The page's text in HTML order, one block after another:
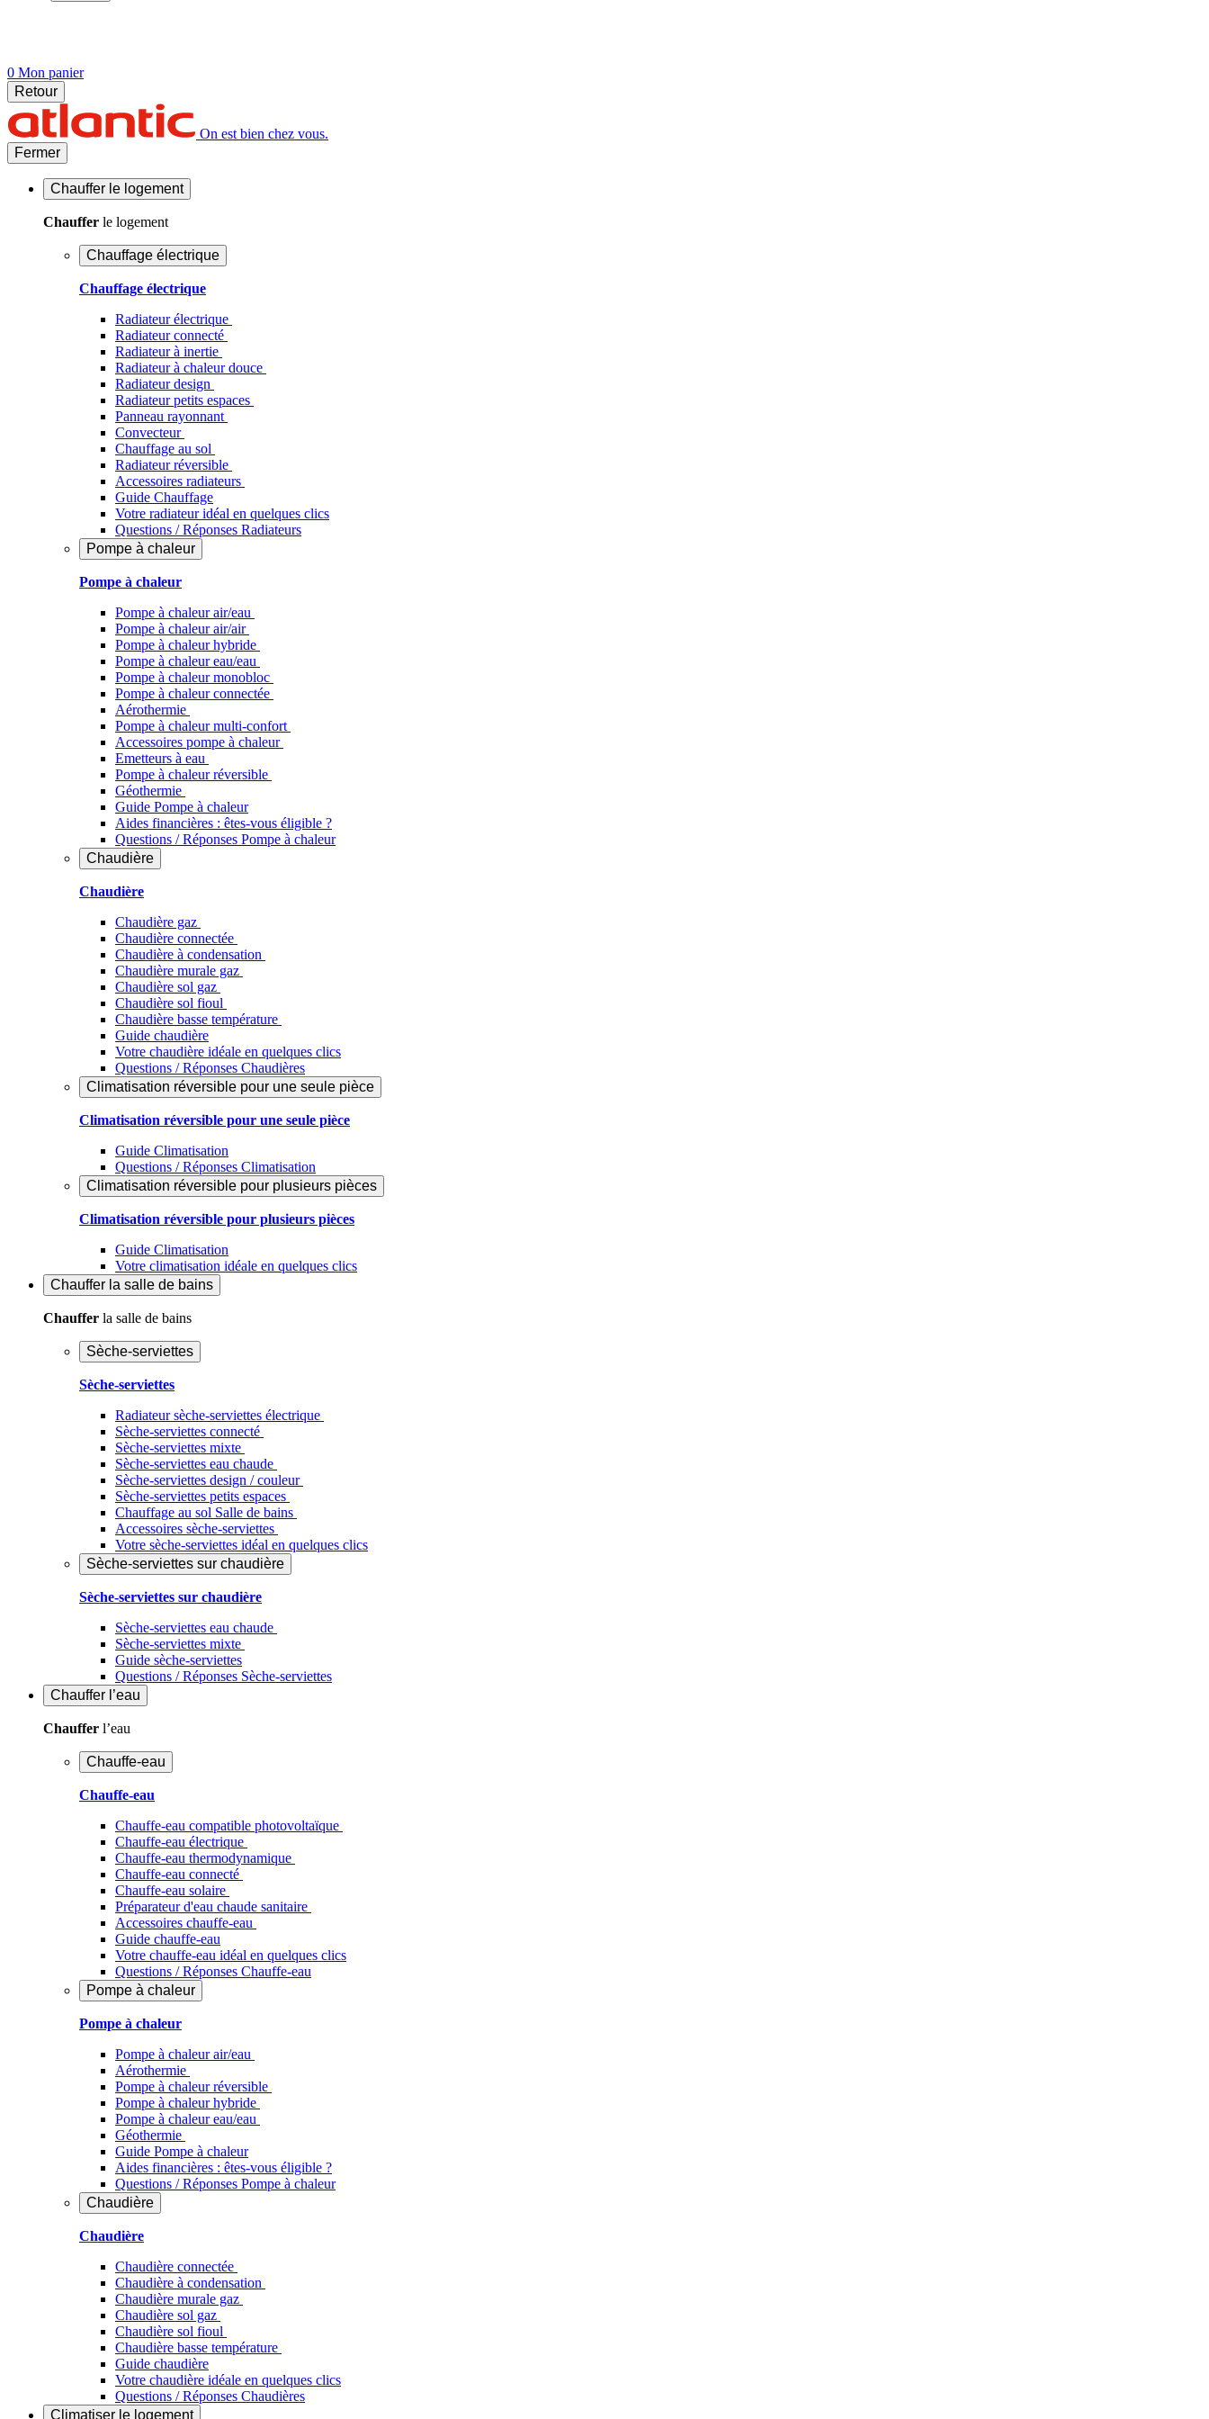
0 Mon panier
Retour
On est bien chez vous.
Fermer
Chauffer le logement
Chauffer le logement
Chauffage électrique
Chauffage électrique
Radiateur électrique
Radiateur connecté
Radiateur à inertie
Radiateur à chaleur douce
Radiateur design
Radiateur petits espaces
Panneau rayonnant
Convecteur
Chauffage au sol
Radiateur réversible
Accessoires radiateurs
Guide Chauffage
Votre radiateur idéal en quelques clics
Questions / Réponses Radiateurs
Pompe à chaleur
Pompe à chaleur
Pompe à chaleur air/eau
Pompe à chaleur air/air
Pompe à chaleur hybride
Pompe à chaleur​ eau/eau
Pompe à chaleur monobloc
Pompe à chaleur connectée
Aérothermie
Pompe à chaleur multi-confort
Accessoires pompe à chaleur
Emetteurs à eau
Pompe à chaleur réversible
Géothermie
Guide Pompe à chaleur
Aides financières : êtes-vous éligible ?
Questions / Réponses Pompe à chaleur
Chaudière
Chaudière
Chaudière gaz
Chaudière connectée
Chaudière à condensation
Chaudière murale gaz
Chaudière sol gaz
Chaudière sol fioul
Chaudière basse température
Guide chaudière
Votre chaudière idéale en quelques clics
Questions / Réponses Chaudières
Climatisation réversible pour une seule pièce
Climatisation réversible pour une seule pièce
Guide Climatisation
Questions / Réponses Climatisation
Climatisation réversible pour plusieurs pièces
Climatisation réversible pour plusieurs pièces
Guide Climatisation
Votre climatisation idéale en quelques clics
Chauffer la salle de bains
Chauffer la salle de bains
Sèche-serviettes
Sèche-serviettes
Radiateur sèche-serviettes électrique
Sèche-serviettes connecté
Sèche-serviettes mixte
Sèche-serviettes eau chaude
Sèche-serviettes design / couleur
Sèche-serviettes petits espaces
Chauffage au sol Salle de bains
Accessoires sèche-serviettes
Votre sèche-serviettes idéal en quelques clics
Sèche-serviettes sur chaudière
Sèche-serviettes sur chaudière
Sèche-serviettes eau chaude
Sèche-serviettes mixte
Guide sèche-serviettes
Questions / Réponses Sèche-serviettes
Chauffer l’eau
Chauffer l’eau
Chauffe-eau
Chauffe-eau
Chauffe-eau compatible photovoltaïque
Chauffe-eau électrique
Chauffe-eau thermodynamique
Chauffe-eau connecté
Chauffe-eau solaire
Préparateur d'eau chaude sanitaire
Accessoires chauffe-eau
Guide chauffe-eau
Votre chauffe-eau idéal en quelques clics
Questions / Réponses Chauffe-eau
Pompe à chaleur
Pompe à chaleur
Pompe à chaleur air/eau
Aérothermie
Pompe à chaleur réversible
Pompe à chaleur hybride
Pompe à chaleur​ eau/eau
Géothermie
Guide Pompe à chaleur
Aides financières : êtes-vous éligible ?
Questions / Réponses Pompe à chaleur
Chaudière
Chaudière
Chaudière connectée
Chaudière à condensation
Chaudière murale gaz
Chaudière sol gaz
Chaudière sol fioul
Chaudière basse température
Guide chaudière
Votre chaudière idéale en quelques clics
Questions / Réponses Chaudières
Climatiser le logement